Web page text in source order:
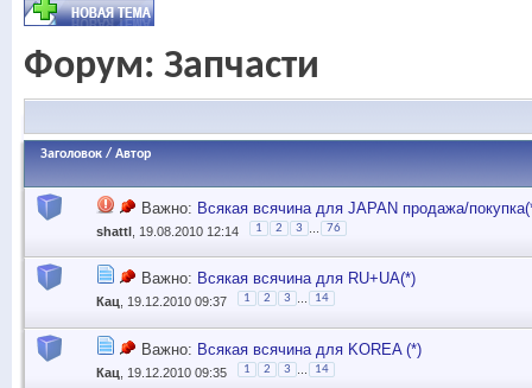
Форум: Запчасти
Заголовок / Автор
Важно: Всякая всячина для JAPAN продажа/
shattl , 19.08.2010 12:14 1 2 3 76
Важно: Всякая всячина для RU+UA(*)
Кац , 19.12.2010 09:37 1 2 3 14
Важно: Всякая всячина для KOREA (*)
Кац , 19.12.2010 09:35 1 2 3 14